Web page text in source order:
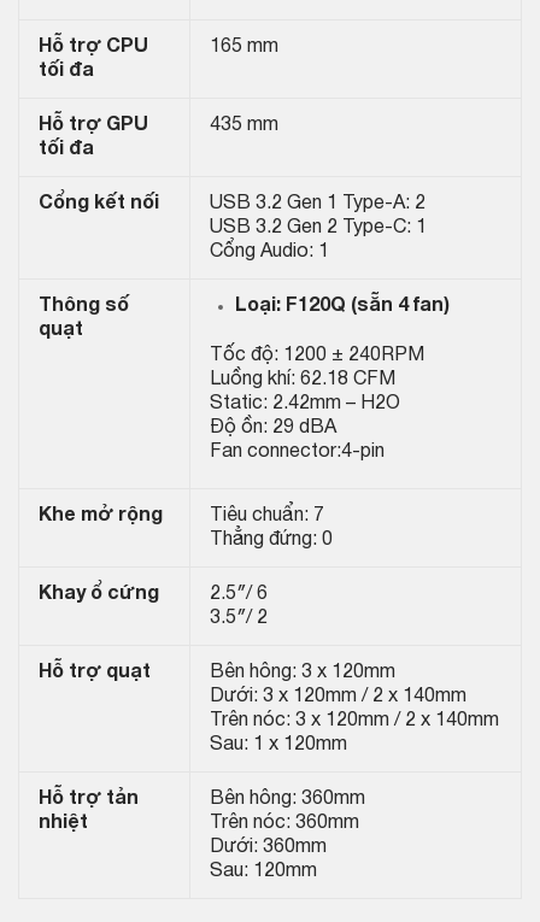
Hỗ trợ CPU
tối đa
165 mm
Hỗ trợ GPU
tối đa
435 mm
Cổng kết nối
USB 3.2 Gen 1 Type-A: 2
USB 3.2 Gen 2 Type-C: 1
Cổng Audio: 1
Thông số
quạt
Loại: F120Q (sẵn 4 fan)
Tốc độ: 1200 ± 240RPM
Luồng khí: 62.18 CFM
Static: 2.42mm – H2O
Độ ồn: 29 dBA
Fan connector:4-pin
Khe mở rộng
Tiêu chuẩn: 7
Thẳng đứng: 0
Khay ổ cứng
2.5″/ 6
3.5″/ 2
Hỗ trợ quạt
Bên hông: 3 x 120mm
Dưới: 3 x 120mm / 2 x 140mm
Trên nóc: 3 x 120mm / 2 x 140mm
Sau: 1 x 120mm
Hỗ trợ tản
nhiệt
Bên hông: 360mm
Trên nóc: 360mm
Dưới: 360mm
Sau: 120mm